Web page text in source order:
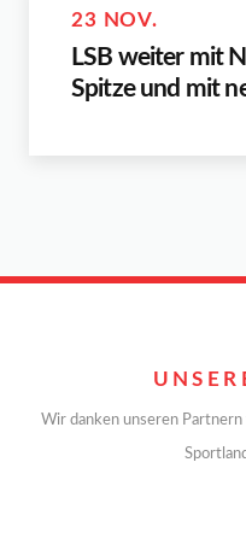
23 NOV.
LSB weiter mit
Spitze und mit
Wir danken unseren